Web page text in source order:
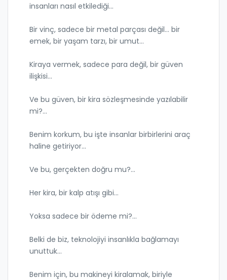
insanları nasıl etkilediği...
Bir vinç, sadece bir metal parçası değil... bir
emek, bir yaşam tarzı, bir umut...
Kiraya vermek, sadece para değil, bir güven
ilişkisi...
Ve bu güven, bir kira sözleşmesinde yazılabilir
mi?...
Benim korkum, bu işte insanlar birbirlerini araç
haline getiriyor...
Ve bu, gerçekten doğru mu?...
Her kira, bir kalp atışı gibi...
Yoksa sadece bir ödeme mi?...
Belki de biz, teknolojiyi insanlıkla bağlamayı
unuttuk...
Benim için, bu makineyi kiralamak, biriyle